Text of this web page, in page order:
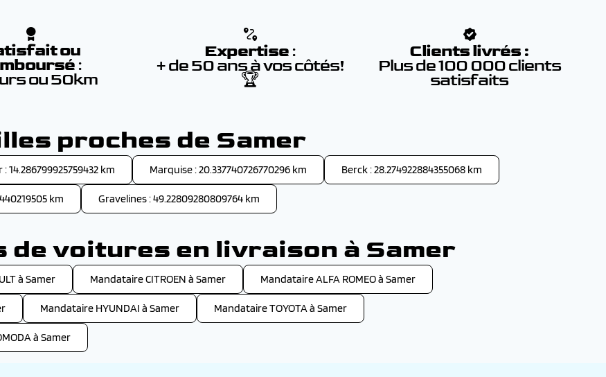
ou
:
ou 50km
Expertise :
+ de 50 ans à vos côtés!
🏆
Clients livrés :
Plus de 100 000 clients
satisfaits
proches de Samer
km Marquise : 20.337740726770296 km Berck : 28.274922884355068 km
km Gravelines : 49.22809280809764 km
de voitures en livraison à Samer
à Samer Mandataire CITROEN à Samer Mandataire ALFA ROMEO à Samer
Mandataire HYUNDAI à Samer Mandataire TOYOTA à Samer
à Samer